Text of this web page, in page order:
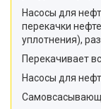
Насосы для
перекачки
уплотнения),
Перекачивает
Насосы для